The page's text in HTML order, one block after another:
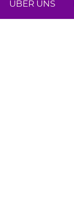
ÜBER UNS